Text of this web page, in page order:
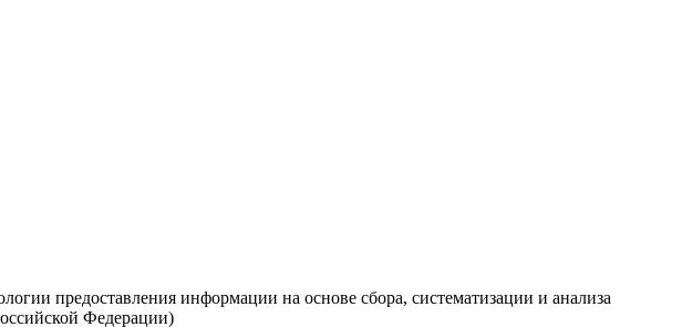
предоставления информации на основе сбора, систематизации и анализа
Федерации)